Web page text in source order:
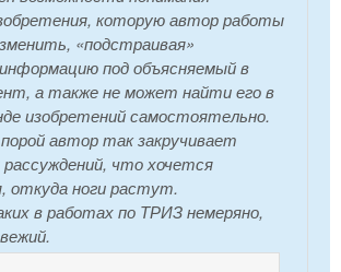
которую автор работы
«подстраивая»
под объясняемый в
а также не может найти его в
изобретений самостоятельно.
автор так закручивает
рассуждений, что хочется
откуда ноги растут.
в работах по ТРИЗ немеряно,